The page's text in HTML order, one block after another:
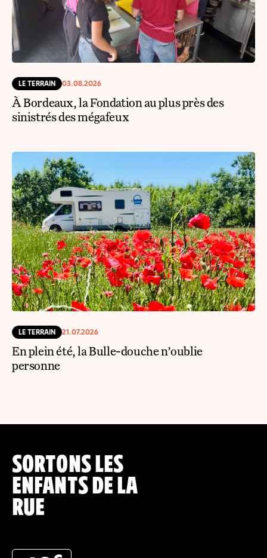
LE TERRAIN 03.08.2026
À Bordeaux, la Fondation au plus près des
sinistrés des mégafeux
LE TERRAIN 21.07.2026
En plein été, la Bulle-douche n’oublie
personne
SORTONS LES
ENFANTS DE LA
RUE